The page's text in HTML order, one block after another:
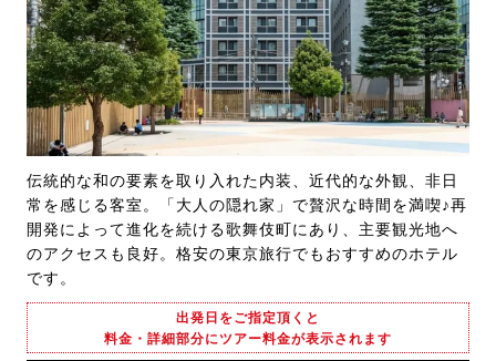
伝統的な和の要素を取り入れた内装、近代的な外観、非日
常を感じる客室。「大人の隠れ家」で贅沢な時間を満喫♪再
開発によって進化を続ける歌舞伎町にあり、主要観光地へ
のアクセスも良好。格安の東京旅行でもおすすめのホテル
です。
出発日をご指定頂くと
料金・詳細部分にツアー料金が表示されます